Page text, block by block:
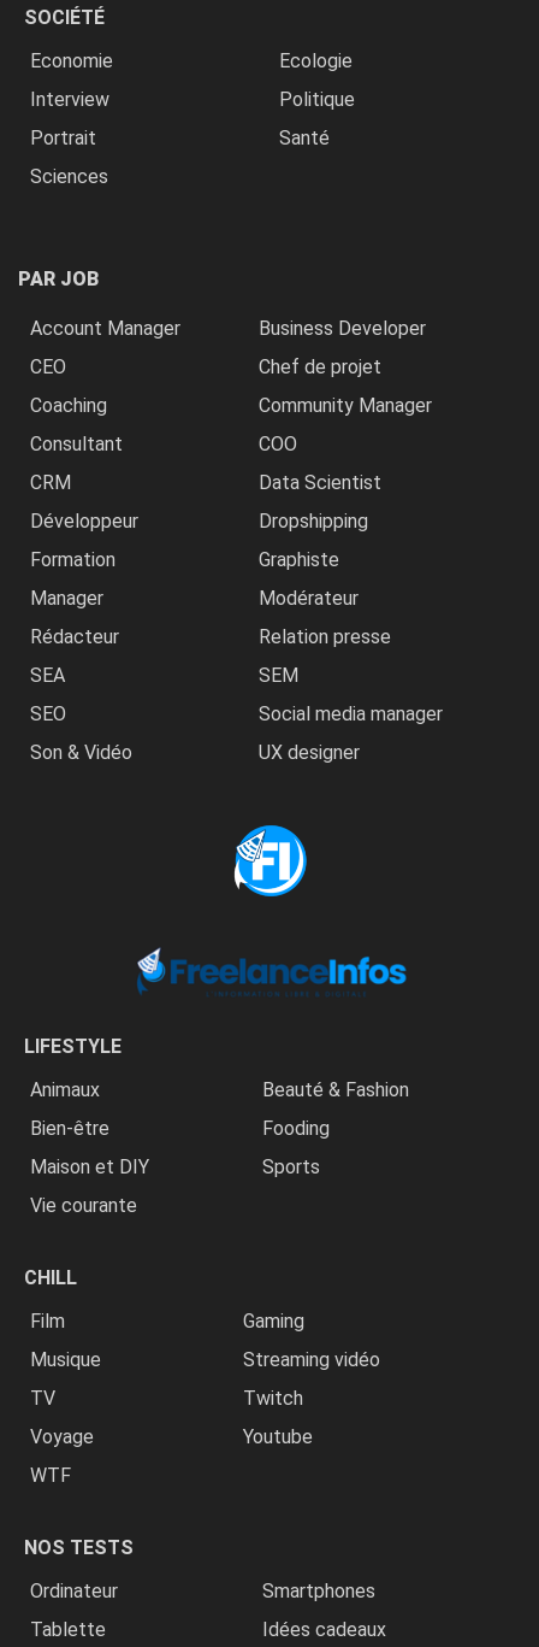
SOCIÉTÉ
Economie
Ecologie
Interview
Politique
Portrait
Santé
Sciences
PAR JOB
Account Manager
Business Developer
CEO
Chef de projet
Coaching
Community Manager
Consultant
COO
CRM
Data Scientist
Développeur
Dropshipping
Formation
Graphiste
Manager
Modérateur
Rédacteur
Relation presse
SEA
SEM
SEO
Social media manager
Son & Vidéo
UX designer
LIFESTYLE
Animaux
Beauté & Fashion
Bien-être
Fooding
Maison et DIY
Sports
Vie courante
CHILL
Film
Gaming
Musique
Streaming vidéo
TV
Twitch
Voyage
Youtube
WTF
NOS TESTS
Ordinateur
Smartphones
Tablette
Idées cadeaux